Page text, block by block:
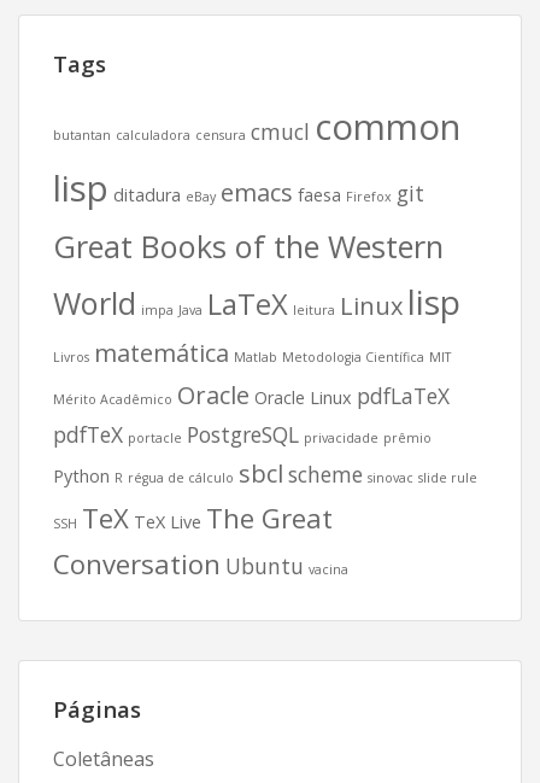
Tags
butantan calculadora censura cmucl common
lisp ditadura eBay emacs faesa Firefox git
Great Books of the Western
World impa Java LaTeX leitura Linux lisp
Livros matemática Matlab Metodologia Científica MIT
Mérito Acadêmico Oracle Oracle Linux pdfLaTeX
pdfTeX portacle PostgreSQL privacidade prêmio
Python R régua de cálculo sbcl scheme sinovac slide rule
SSH TeX TeX Live The Great
Conversation Ubuntu vacina
Páginas
Coletâneas